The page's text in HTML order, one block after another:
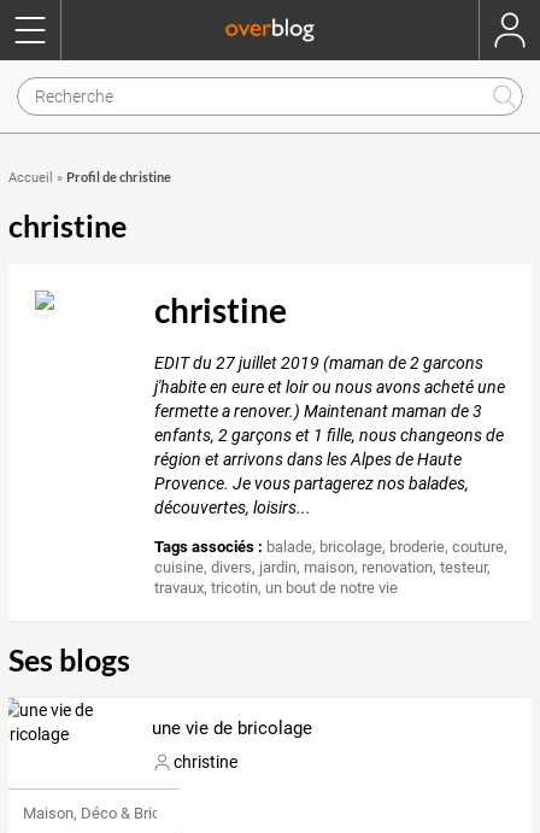
Accueil » Profil de christine
christine
christine
EDIT du 27 juillet 2019 (maman de 2 garcons
j'habite en eure et loir ou nous avons acheté une
fermette a renover.) Maintenant maman de 3
enfants, 2 garçons et 1 fille, nous changeons de
région et arrivons dans les Alpes de Haute
Provence. Je vous partagerez nos balades,
découvertes, loisirs...
Tags associés : balade, bricolage, broderie,couture,
cuisine,divers, jardin, maison, renovation,testeur,
travaux,tricotin, un bout de notre vie
Ses blogs
une vie de bricolage
christine
Maison, Déco & Bricolage